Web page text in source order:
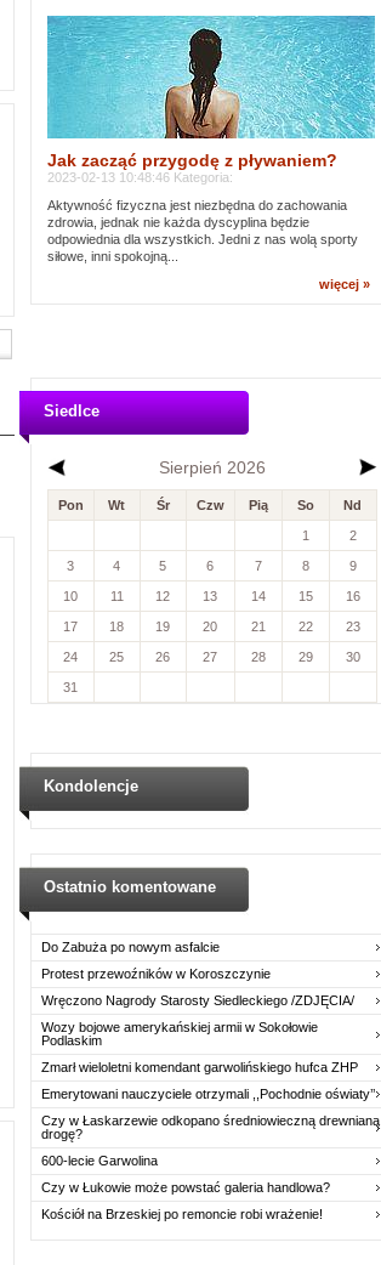
Jak zacząć przygodę z pływaniem?
2023-02-13 10:48:46 Kategoria:
Aktywność fizyczna jest niezbędna do zachowania
zdrowia, jednak nie każda dyscyplina będzie
odpowiednia dla wszystkich. Jedni z nas wolą sporty
siłowe, inni spokojną...
więcej »
Siedlce
Sierpień 2026
Pon Wt Śr Czw Pią So Nd
1 2
3 4 5 6 7 8 9
10 11 12 13 14 15 16
17 18 19 20 21 22 23
24 25 26 27 28 29 30
31
Kondolencje
Ostatnio komentowane
Do Zabuża po nowym asfalcie
Protest przewoźników w Koroszczynie
Wręczono Nagrody Starosty Siedleckiego /ZDJĘCIA/
Wozy bojowe amerykańskiej armii w Sokołowie
Podlaskim
Zmarł wieloletni komendant garwolińskiego hufca ZHP
Emerytowani nauczyciele otrzymali ,,Pochodnie oświaty’’
Czy w Łaskarzewie odkopano średniowieczną drewnianą
drogę?
600-lecie Garwolina
Czy w Łukowie może powstać galeria handlowa?
Kościół na Brzeskiej po remoncie robi wrażenie!